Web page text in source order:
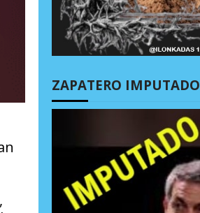
ZAPATERO IMPUTADO